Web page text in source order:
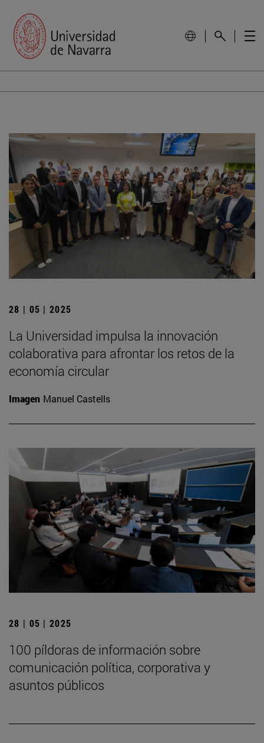
28 | 05 | 2025
La Universidad impulsa la innovación
colaborativa para afrontar los retos de la
economía circular
Imagen Manuel Castells
28 | 05 | 2025
100 píldoras de información sobre
comunicación política, corporativa y
asuntos públicos